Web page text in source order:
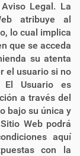
Legal. La
atribuye al
lo cual implica
que se acceda
su atenta
el usuario si no
El Usuario es
a través del
bajo su única y
Web podrá
aquí
con la